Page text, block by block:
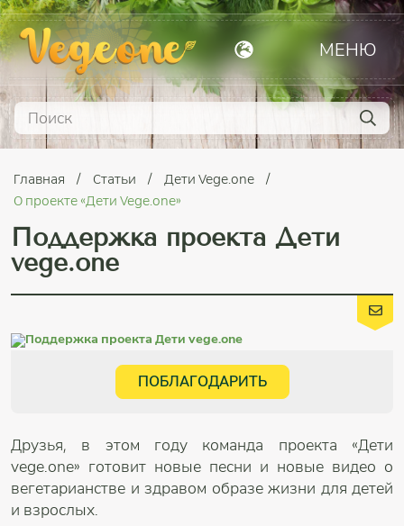
МЕНЮ
Главная Статьи
Дети Vege.one
О проекте «Дети Vege.one»
Поддержка проекта Дети
vege.one
ПОБЛАГОДАРИТЬ
Друзья, в этом году команда проекта «Дети
vege.one» готовит новые песни и новые видео о
вегетарианстве и здравом образе жизни для детей
и взрослых.